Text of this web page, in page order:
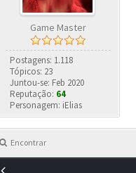
Game Master
Postagens: 1.118
Tópicos: 23
Juntou-se: Feb 2020
Reputação: 64
Personagem: iElias
Encontrar